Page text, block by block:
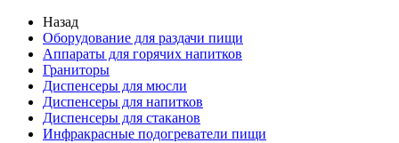
Назад
Оборудование для раздачи пищи
Аппараты для горячих напитков
Граниторы
Диспенсеры для мюсли
Диспенсеры для напитков
Диспенсеры для стаканов
Инфракрасные подогреватели пищи